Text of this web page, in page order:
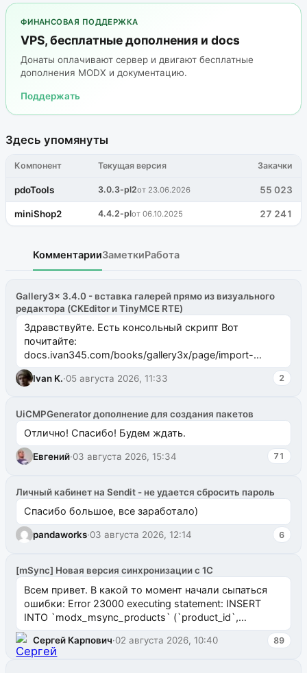
ФИНАНСОВАЯ ПОДДЕРЖКА
VPS, бесплатные дополнения и docs
Донаты оплачивают сервер и двигают бесплатные
дополнения MODX и документацию.
Поддержать
Здесь упомянуты
Компонент Текущая версия Закачки
pdoTools 3.0.3-pl2от 23.06.2026 55 023
miniShop2 4.4.2-plот 06.10.2025 27 241
КомментарииЗаметкиРабота
Gallery3x 3.4.0 - вставка галерей прямо из визуального
редактора (CKEditor и TinyMCE RTE)
Здравствуйте. Есть консольный скрипт Вот
почитайте:
docs.ivan345.com/books/gallery3x/page/import-
ms2galleryphp
Ivan K.·05 августа 2026, 11:33 2
UiCMPGenerator дополнение для создания пакетов
Отлично! Спасибо! Будем ждать.
Евгений·03 августа 2026, 15:34 71
Личный кабинет на Sendit - не удается сбросить пароль
Спасибо большое, все заработало)
pandaworks·03 августа 2026, 12:14 6
[mSync] Новая версия синхронизации с 1С
Всем привет. В какой то момент начали сыпаться
ошибки: Error 23000 executing statement: INSERT
INTO `modx_msync_products` (`product_id`,
`uuid_1c`) VALUES ...
Сергей Карпович·02 августа 2026, 10:40 89